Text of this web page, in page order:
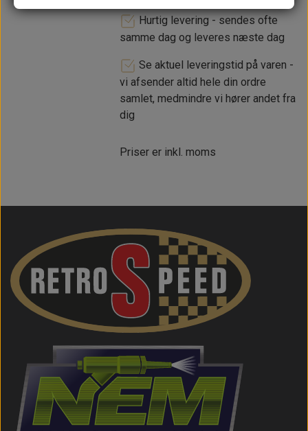
Hurtig levering - sendes ofte
samme dag og leveres næste dag
Se aktuel leveringstid på varen -
vi afsender altid hele din ordre
samlet, medmindre vi hører andet fra
dig
Priser er inkl. moms